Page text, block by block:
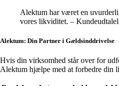
Alektum har været en
vores likviditet. –
Alektum: Din Partner i Gældsinddrivelse
Hvis din virksomhed står over for
Alektum hjælpe med at forbedre din